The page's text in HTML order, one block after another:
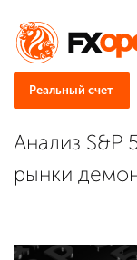
Реальный счет
Анализ S&P
рынки